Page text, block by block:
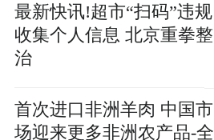
最新快讯!超市“扫码”违规
收集个人信息 北京重拳整
治
首次进口非洲羊肉 中国市
场迎来更多非洲农产品-全